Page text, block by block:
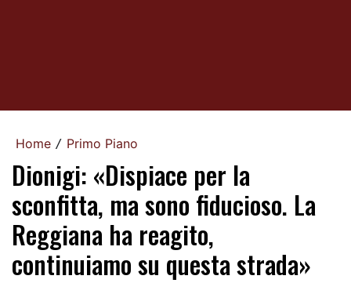
Home / Primo Piano
Dionigi: «Dispiace per la
sconfitta, ma sono fiducioso. La
Reggiana ha reagito,
continuiamo su questa strada»